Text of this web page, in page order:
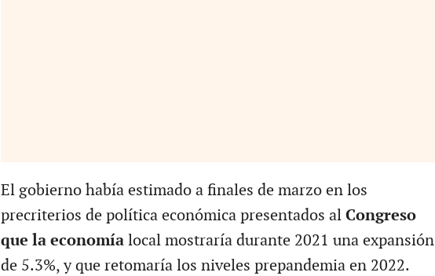
El gobierno había estimado a finales de marzo en los
precriterios de política económica presentados al Congreso
que la economíalocal mostraría durante 2021 una expansión
de 5.3%, y que retomaría los niveles prepandemia en 2022.